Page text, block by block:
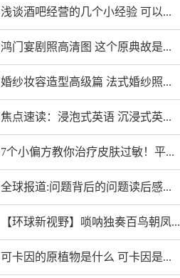
浅谈酒吧经营的几个小经验 可以...
鸿门宴剧照高清图 这个原典故是...
婚纱妆容造型高级篇 法式婚纱照...
焦点速读：浸泡式英语 沉浸式英...
7个小偏方教你治疗皮肤过敏！平...
全球报道:问题背后的问题读后感...
【环球新视野】唢呐独奏百鸟朝凤...
可卡因的原植物是什么 可卡因是...